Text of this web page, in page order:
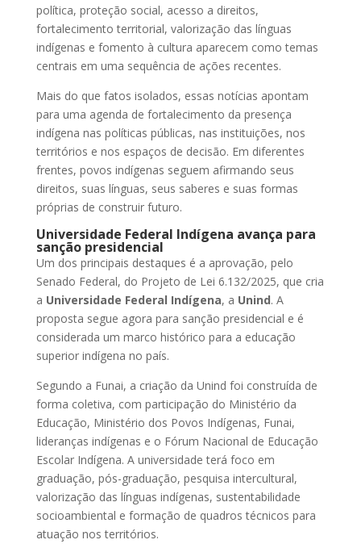
política, proteção social, acesso a direitos,
fortalecimento territorial, valorização das línguas
indígenas e fomento à cultura aparecem como temas
centrais em uma sequência de ações recentes.
Mais do que fatos isolados, essas notícias apontam
para uma agenda de fortalecimento da presença
indígena nas políticas públicas, nas instituições, nos
territórios e nos espaços de decisão. Em diferentes
frentes, povos indígenas seguem afirmando seus
direitos, suas línguas, seus saberes e suas formas
próprias de construir futuro.
Universidade Federal Indígena avança para
sanção presidencial
Um dos principais destaques é a aprovação, pelo
Senado Federal, do Projeto de Lei 6.132/2025, que cria
a Universidade Federal Indígena, a Unind. A
proposta segue agora para sanção presidencial e é
considerada um marco histórico para a educação
superior indígena no país.
Segundo a Funai, a criação da Unind foi construída de
forma coletiva, com participação do Ministério da
Educação, Ministério dos Povos Indígenas, Funai,
lideranças indígenas e o Fórum Nacional de Educação
Escolar Indígena. A universidade terá foco em
graduação, pós-graduação, pesquisa intercultural,
valorização das línguas indígenas, sustentabilidade
socioambiental e formação de quadros técnicos para
atuação nos territórios.